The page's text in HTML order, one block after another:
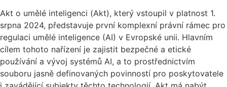
Akt o umělé inteligenci (Akt), který vstoupil v platnost 1.
srpna 2024, představuje první komplexní právní rámec pro
regulaci umělé inteligence (AI) v Evropské unii. Hlavním
cílem tohoto nařízení je zajistit bezpečné a etické
používání a vývoj systémů AI, a to prostřednictvím
souboru jasně definovaných povinností pro poskytovatele